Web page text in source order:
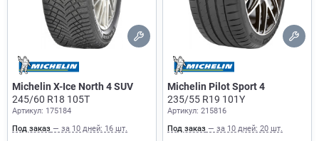
Michelin X-Ice North 4 SUV
245/60 R18 105T
Артикул: 175184
Под заказ — за 10 дней: 16 шт.
Michelin Pilot Sport 4
235/55 R19 101Y
Артикул: 215816
Под заказ — за 10 дней: 20 шт.